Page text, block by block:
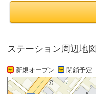
ステーション周辺地図
新規オープン 閉鎖予定